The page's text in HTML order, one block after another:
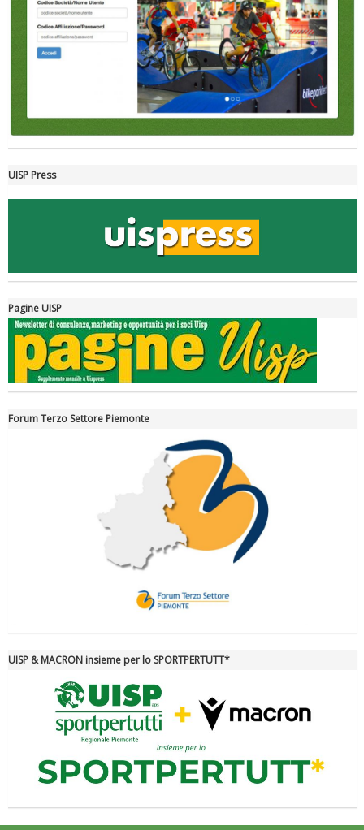
Ddl Lobby, Uisp: “Il Parlamento valorizzi le nostre specificità"
Tiziano Pesce nel Cda di Fondazione Terzjus: prima riunione a
UISP Press
Pagine UISP
Forum Terzo Settore Piemonte
UISP & MACRON insieme per lo SPORTPERTUTT*